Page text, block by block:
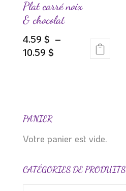
choisies
sur
page
du
Plat carré noix
& chocolat
4.59 $ –
10.59 $Plage
variations.
options
être
choisies
PANIER
Votre panier est vide.
CATÉGORIES DE PRODUITS